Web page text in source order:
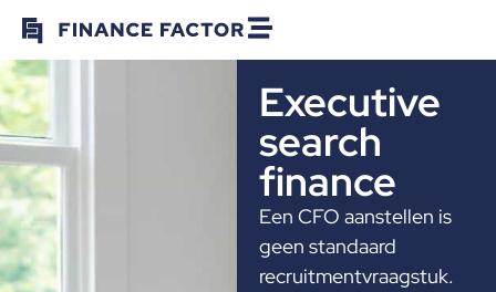
Executive
search
finance
Een CFO aanstellen is
geen standaard
recruitmentvraagstuk.